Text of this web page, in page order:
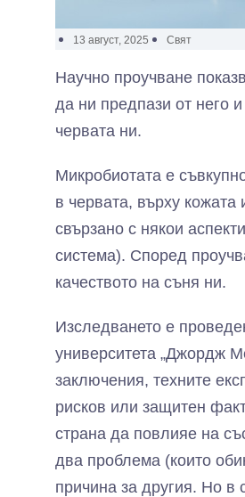
13 август, 2025 Свят
Научно проучване
да ни предпази от него
червата ни.
Микробиотата е
в червата, върху
свързано с някои
система). Според
качеството на съня ни.
Изследването е
университета „Джордж
заключения, техните
рисков или защитен
страна да повлияе на
два проблема (които
причина за другия. Но в